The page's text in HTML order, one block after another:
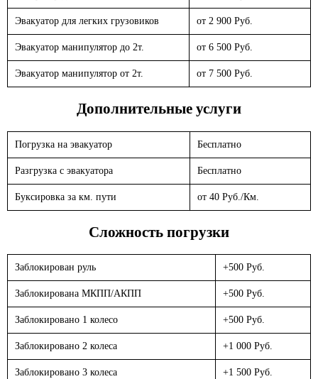
Эвакуатор для легких грузовиков от 2 900 Руб.
Эвакуатор манипулятор до 2т. от 6 500 Руб.
Эвакуатор манипулятор от 2т. от 7 500 Руб.
Дополнительные услуги
Погрузка на эвакуатор Бесплатно
Разгрузка с эвакуатора Бесплатно
Буксировка за км. пути от 40 Руб./Км.
Сложность погрузки
Заблокирован руль +500 Руб.
Заблокирована МКПП/АКПП +500 Руб.
Заблокировано 1 колесо +500 Руб.
Заблокировано 2 колеса +1 000 Руб.
Заблокировано 3 колеса +1 500 Руб.